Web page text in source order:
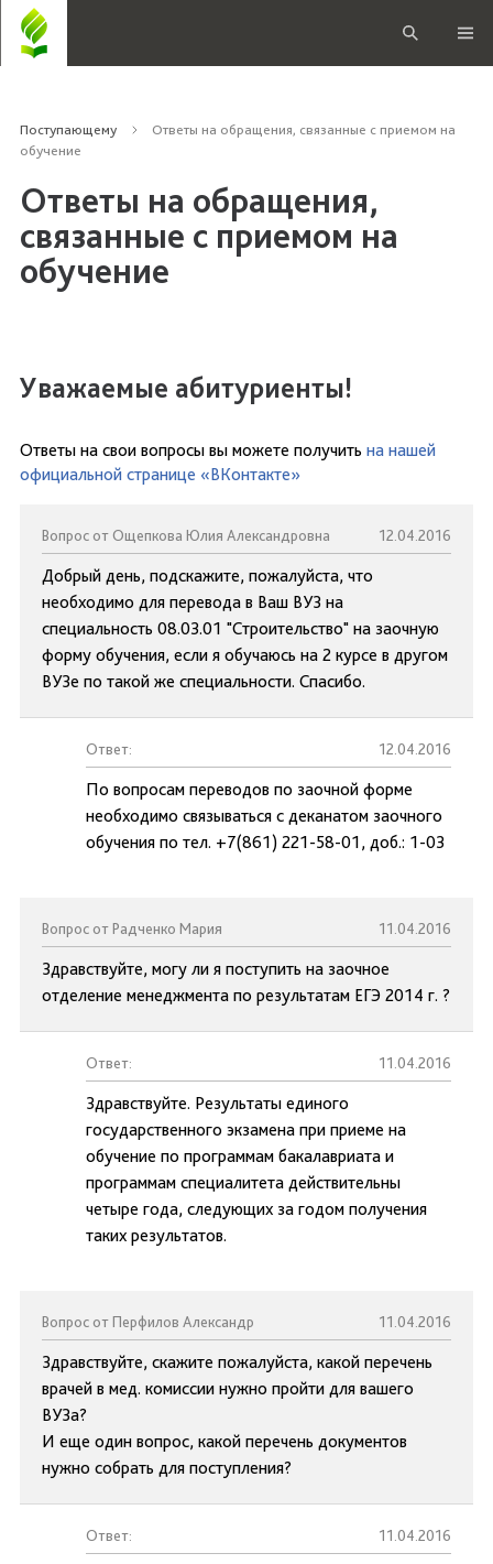
Поступающему
Ответы на обращения, связанные с приемом на
обучение
Ответы на обращения,
связанные с приемом на
обучение
Уважаемые абитуриенты!
Ответы на свои вопросы вы можете получить на нашей
официальной странице «ВКонтакте»
Вопрос от Ощепкова Юлия Александровна 12.04.2016
Добрый день, подскажите, пожалуйста, что
необходимо для перевода в Ваш ВУЗ на
специальность 08.03.01 "Строительство" на заочную
форму обучения, если я обучаюсь на 2 курсе в другом
ВУЗе по такой же специальности. Спасибо.
Ответ: 12.04.2016
По вопросам переводов по заочной форме
необходимо связываться с деканатом заочного
обучения по тел. +7(861) 221-58-01, доб.: 1-03
Вопрос от Радченко Мария 11.04.2016
Здравствуйте, могу ли я поступить на заочное
отделение менеджмента по результатам ЕГЭ 2014 г. ?
Ответ: 11.04.2016
Здравствуйте. Результаты единого
государственного экзамена при приеме на
обучение по программам бакалавриата и
программам специалитета действительны
четыре года, следующих за годом получения
таких результатов.
Вопрос от Перфилов Александр 11.04.2016
Здравствуйте, скажите пожалуйста, какой перечень
врачей в мед. комиссии нужно пройти для вашего
ВУЗа?
И еще один вопрос, какой перечень документов
нужно собрать для поступления?
Ответ: 11.04.2016